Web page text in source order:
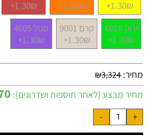
1.30₪+
1.30₪+
1.30₪+
ירוק 6018
1.30₪+
קרם 9001
1.30₪+
סגול 4005
1.30₪+
מחיר: ₪3,324
מחיר מבצע (לאחר תוספות ושדרוגים):